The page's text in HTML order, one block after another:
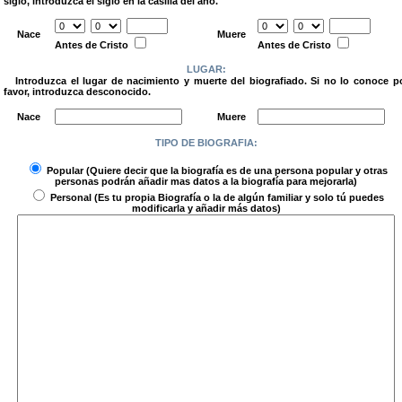
Nace
Antes de Cristo
Muere
Antes de Cristo
LUGAR:
Introduzca el lugar de nacimiento y muerte del biografiado. Si no lo conoce
favor, introduzca desconocido.
Nace
Muere
TIPO DE BIOGRAFIA:
Popular(Quiere decir que la biografía es de una persona popular y otras
personas podrán añadir mas datos a la biografía para mejorarla)
Personal(Es tu propia Biografía o la de algún familiar y solo tú puedes
modificarla y añadir más datos)